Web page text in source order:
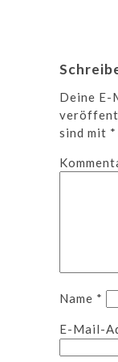
Deine E-
sind mit *
Name *
E-Mail-